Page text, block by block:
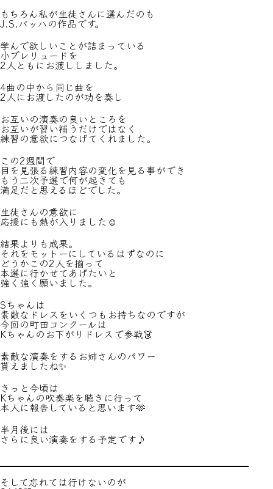
もちろん私が生徒さんに選んだのも
J.S.バッハの作品です。
学んで欲しいことが詰まっている
小プレリュードを
2人ともにお渡ししました。
4曲の中から同じ曲を
2人にお渡したのが功を奏し
お互いの演奏の良いところを
お互いが習い補うだけではなく
練習の意欲につなげてくれました。
この2週間で
目を見張る練習内容の変化を見る事ができ
もう二次予選で何が起きても
満足だと思えるほどでした。
生徒さんの意欲に
応援にも熱が入りました☺️
結果よりも成果。
それをモットーにしているはずなのに
どうかこの2人を揃って
本選に行かせてあげたいと
強く強く願いました。
Sちゃんは
素敵なドレスをいくつもお持ちなのですが
今回の町田コンクールは
Kちゃんのお下がりドレスで参戦👗
素敵な演奏をするお姉さんのパワー
貰えましたね✨
きっと今頃は
Kちゃんの吹奏楽を聴きに行って
本人に報告していると思います🫶
半月後には
さらに良い演奏をする予定です♪
そして忘れては行けないのが